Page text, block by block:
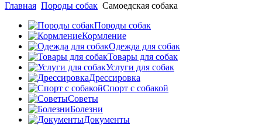
Главная Породы собак Самоедская собака
Породы собак
Кормление
Одежда для собак
Товары для собак
Услуги для собак
Дрессировка
Спорт с собакой
Советы
Болезни
Документы